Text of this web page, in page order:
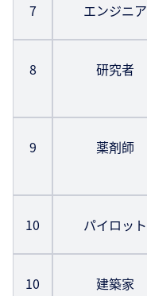
7 エンジニア
8 研究者
9 薬剤師
10 パイロット
10 建築家